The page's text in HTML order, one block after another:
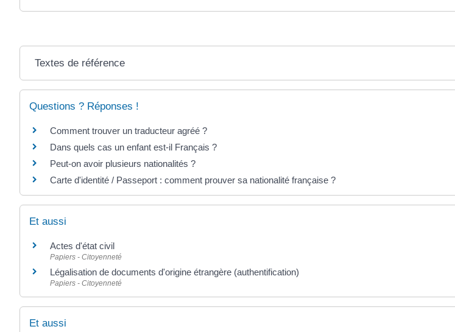
Textes de référence
Questions ? Réponses !
Comment trouver un traducteur agréé ?
Dans quels cas un enfant est-il Français ?
Peut-on avoir plusieurs nationalités ?
Carte d'identité / Passeport : comment prouver sa nationalité française ?
Et aussi
Actes d'état civil
Papiers - Citoyenneté
Légalisation de documents d'origine étrangère (authentification)
Papiers - Citoyenneté
Et aussi